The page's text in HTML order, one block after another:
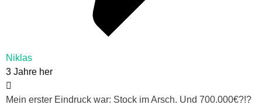
Niklas
3 Jahre her
Mein erster Eindruck war: Stock im Arsch. Und 700.000€?!?